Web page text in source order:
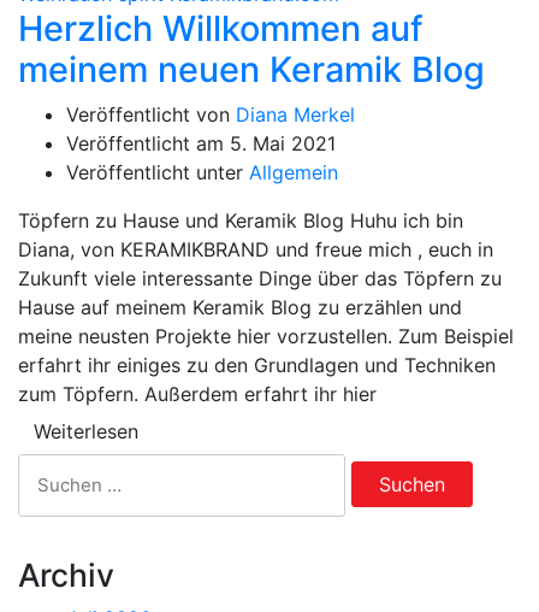
Herzlich Willkommen auf
meinem neuen Keramik Blog
Veröffentlicht von Diana Merkel
Veröffentlicht am 5. Mai 2021
Veröffentlicht unter Allgemein
Töpfern zu Hause und Keramik Blog Huhu ich bin
Diana, von KERAMIKBRAND und freue mich , euch in
Zukunft viele interessante Dinge über das Töpfern zu
Hause auf meinem Keramik Blog zu erzählen und
meine neusten Projekte hier vorzustellen. Zum Beispiel
erfahrt ihr einiges zu den Grundlagen und Techniken
zum Töpfern. Außerdem erfahrt ihr hier
Weiterlesen
nach:
Archiv